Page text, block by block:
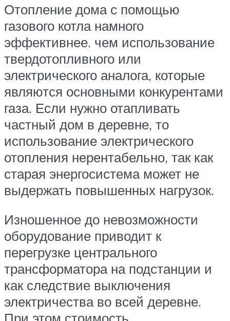
Отопление дома с помощью
газового котла намного
эффективнее. чем использование
твердотопливного или
электрического аналога, которые
являются основными конкурентами
газа. Если нужно отапливать
частный дом в деревне, то
использование электрического
отопления нерентабельно, так как
старая энергосистема может не
выдержать повышенных нагрузок.
Изношенное до невозможности
оборудование приводит к
перегрузке центрального
трансформатора на подстанции и
как следствие выключения
электричества во всей деревне.